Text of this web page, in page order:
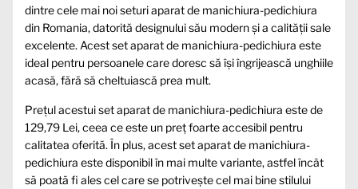
dintre cele mai noi seturi aparat de manichiura-pedichiura
din Romania, datorită designului său modern și a calității sale
excelente. Acest set aparat de manichiura-pedichiura este
ideal pentru persoanele care doresc să își îngrijească unghiile
acasă, fără să cheltuiască prea mult.
Prețul acestui set aparat de manichiura-pedichiura este de
129,79 Lei, ceea ce este un preț foarte accesibil pentru
calitatea oferită. În plus, acest set aparat de manichiura-
pedichiura este disponibil în mai multe variante, astfel încât
să poată fi ales cel care se potrivește cel mai bine stilului